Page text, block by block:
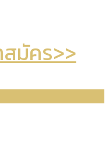
มัคร>>